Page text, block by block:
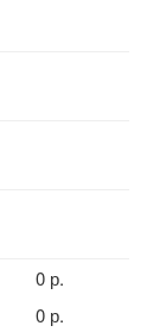
0 р.
0 р.